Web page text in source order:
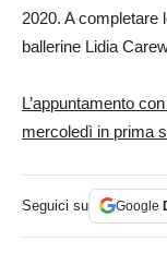
2020. A completare
ballerine Lidia
L’appuntamento con
mercoledì in prima
Seguici su Google